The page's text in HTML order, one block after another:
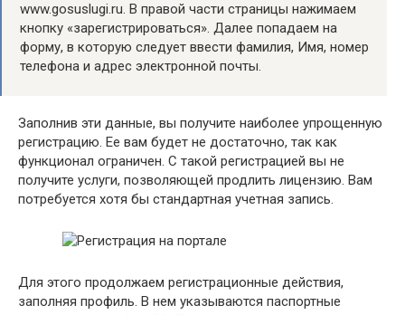
www.gosuslugi.ru. В правой части страницы нажимаем
кнопку «зарегистрироваться». Далее попадаем на
форму, в которую следует ввести фамилия, Имя, номер
телефона и адрес электронной почты.
Заполнив эти данные, вы получите наиболее упрощенную
регистрацию. Ее вам будет не достаточно, так как
функционал ограничен. С такой регистрацией вы не
получите услуги, позволяющей продлить лицензию. Вам
потребуется хотя бы стандартная учетная запись.
Для этого продолжаем регистрационные действия,
заполняя профиль. В нем указываются паспортные